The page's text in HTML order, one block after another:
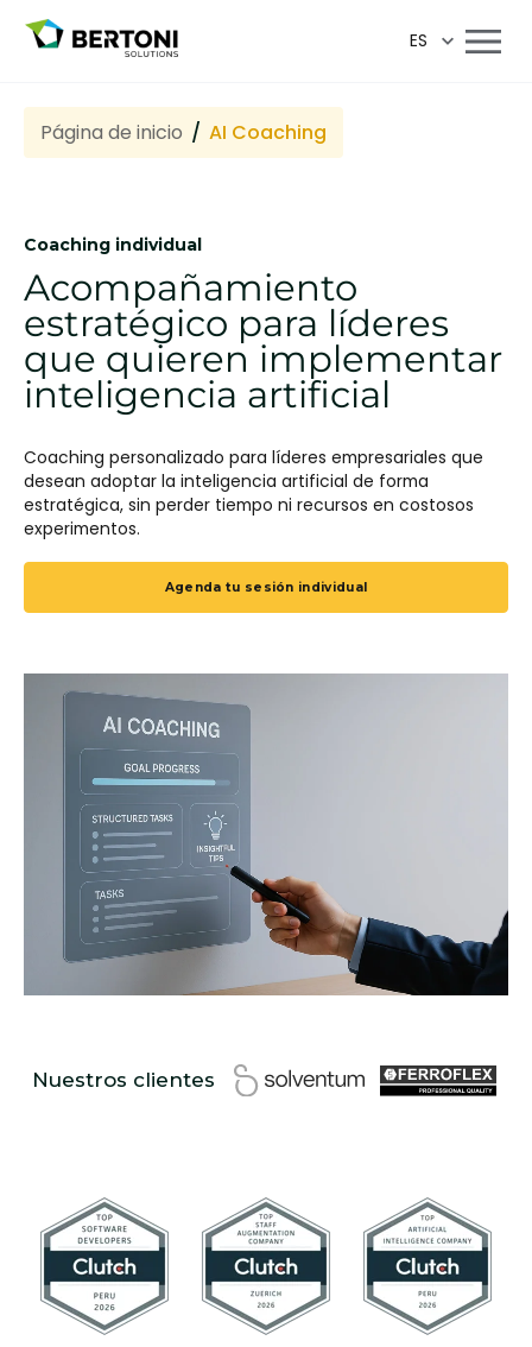
ES
Página de inicio AI Coaching
Coaching individual
Acompañamiento
estratégico para líderes
que quieren implementar
inteligencia artificial
Coaching personalizado para líderes empresariales que
desean adoptar la inteligencia artificial de forma
estratégica, sin perder tiempo ni recursos en costosos
experimentos.
Agenda tu sesión individual
Nuestros clientes